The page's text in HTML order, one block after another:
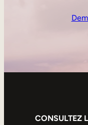
CONSULTEZ